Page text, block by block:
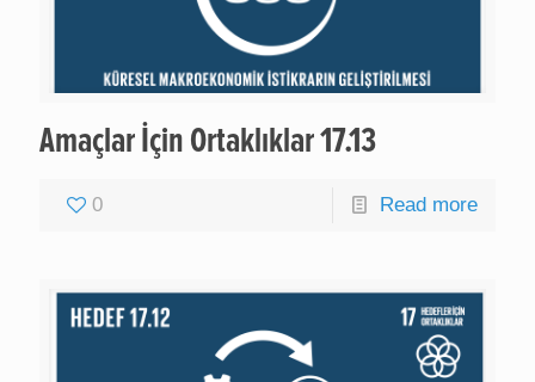
Amaçlar İçin Ortaklıklar 17.13
0 Read more